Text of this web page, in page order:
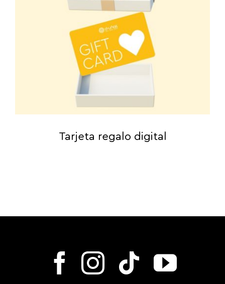
Tarjeta regalo digital